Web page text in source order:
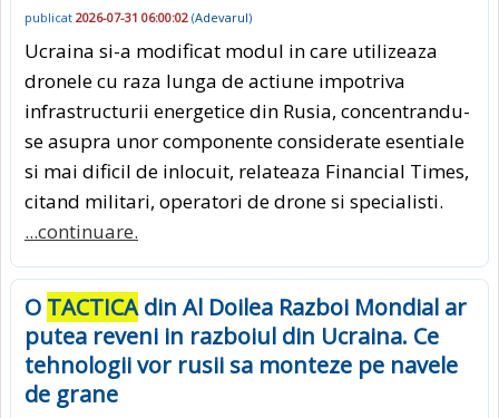
publicat 2026-07-31 06:00:02 (Adevarul)
Ucraina si-a modificat modul in care utilizeaza
dronele cu raza lunga de actiune impotriva
infrastructurii energetice din Rusia, concentrandu-
se asupra unor componente considerate esentiale
si mai dificil de inlocuit, relateaza Financial Times,
citand militari, operatori de drone si specialisti.
...continuare.
O TACTICAdin Al Doilea Razboi Mondial ar
putea reveni in razboiul din Ucraina. Ce
tehnologii vor rusii sa monteze pe navele
de grane